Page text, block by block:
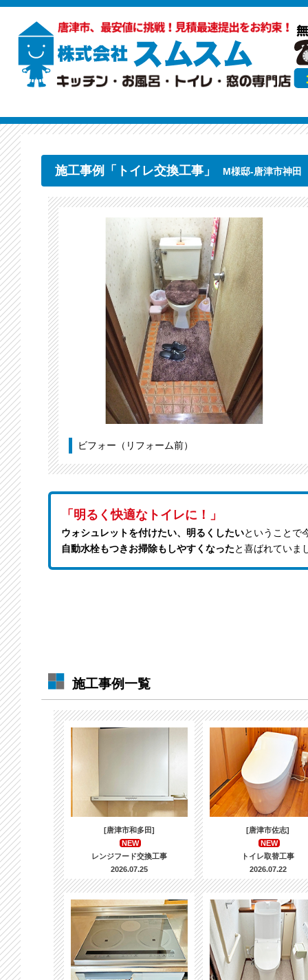
施工事例「トイレ交換工事」 M様邸-唐津市神田
ビフォー（リフォーム前）
「明るく快適なトイレに！」
ウォシュレットを付けたい、明るくしたいということで
自動水栓もつきお掃除もしやすくなった と喜ばれていま
施工事例一覧
[唐津市和多田]
NEW
レンジフード交換工事
2026.07.25
[唐津市佐志]
NEW
トイレ取替工事
2026.07.22